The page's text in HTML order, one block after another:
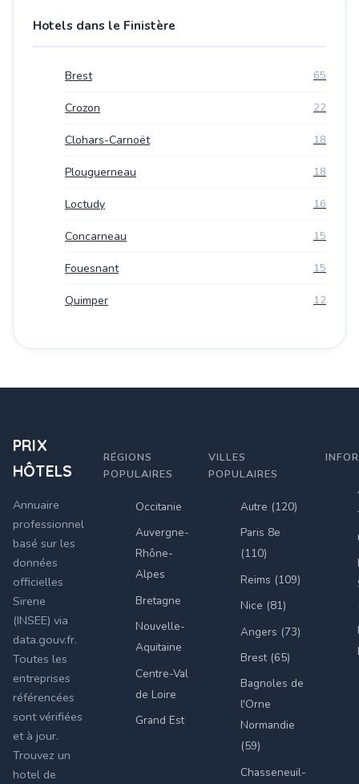
Hotels dans le Finistère
Brest 65
Crozon 22
Clohars-Carnoët 18
Plouguerneau 18
Loctudy 16
Concarneau 15
Fouesnant 15
Quimper 12
PRIX
HÔTELS
Annuaire
professionnel
basé sur les
données
officielles
Sirene
(INSEE) via
data.gouv.fr.
Toutes les
entreprises
référencées
sont vérifiées
et à jour.
Trouvez un
hotel de
RÉGIONS
POPULAIRES
Occitanie
Auvergne-
Rhône-
Alpes
Bretagne
Nouvelle-
Aquitaine
Centre-Val
de Loire
Grand Est
VILLES
POPULAIRES
Autre (120)
Paris 8e
(110)
Reims (109)
Nice (81)
Angers (73)
Brest (65)
Bagnoles de
l'Orne
Normandie
(59)
Chasseneuil-